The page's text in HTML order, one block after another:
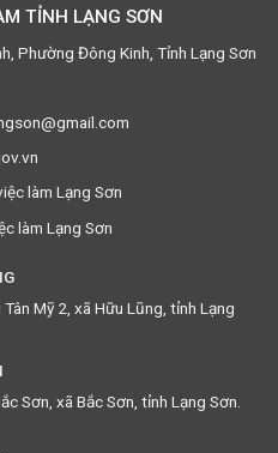
TỈNH LẠNG SƠN
Phường Đông Kinh, Tỉnh Lạng Sơn
làm Lạng Sơn
làm Lạng Sơn
Mỹ 2, xã Hữu Lũng, tỉnh Lạng
Sơn, xã Bắc Sơn, tỉnh Lạng Sơn.